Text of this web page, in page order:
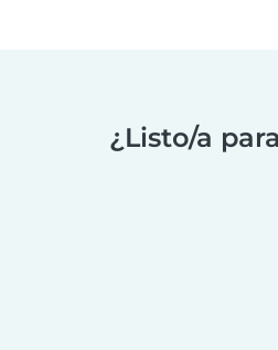
¿Listo/a